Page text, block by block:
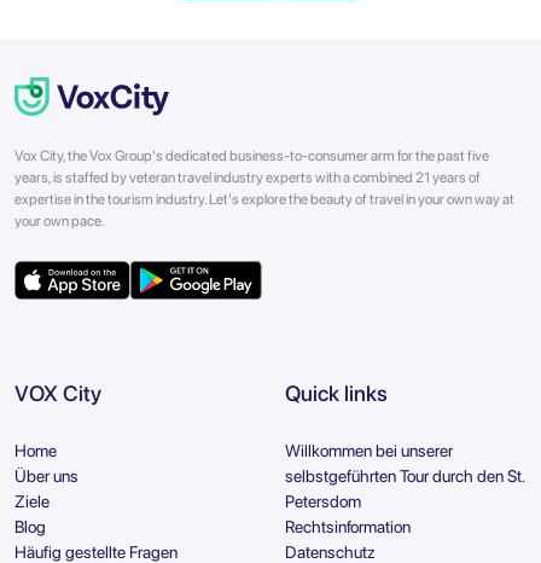
Vox City, the Vox Group's dedicated business-to-consumer arm for the past five
years, is staffed by veteran travel industry experts with a combined 21 years of
expertise in the tourism industry. Let's explore the beauty of travel in your own way at
your own pace.
VOX City
Home
Über uns
Ziele
Blog
Häufig gestellte Fragen
Quick links
Willkommen bei unserer
selbstgeführten Tour durch den St.
Petersdom
Rechtsinformation
Datenschutz